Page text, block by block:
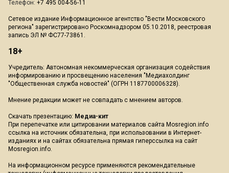
Телефон: +7 495 004-56-11
Сетевое издание Информационное агентство "Вести Московского
региона" зарегистрировано Роскомнадзором 05.10.2018, реестровая
запись ЭЛ № ФС77-73861.
18+
Учредитель: Автономная некоммерческая организация содействия
информированию и просвещению населения "Медиахолдинг
"Общественная служба новостей" (ОГРН 1187700006328).
Мнение редакции может не совпадать с мнением авторов.
Скачать презентацию: Медиа-кит
При перепечатке или цитировании материалов сайта Mosregion.info
ссылка на источник обязательна, при использовании в Интернет-
изданиях и на сайтах обязательна прямая гиперссылка на сайт
Mosregion.info.
На информационном ресурсе применяются рекомендательные